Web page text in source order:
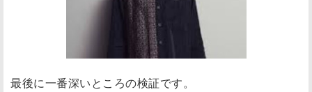
最後に一番深いところの検証です。